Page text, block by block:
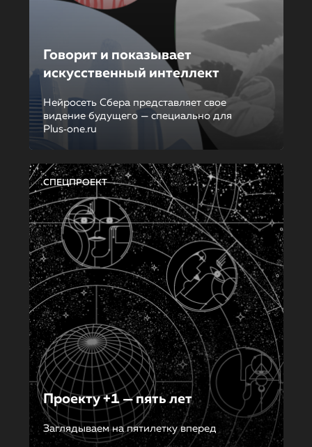
Говорит и показывает
искусственный интеллект
Нейросеть Сбера представляет свое
видение будущего — специально для
Plus‑one.ru
СПЕЦПРОЕКТ
Проекту +1 — пять лет
Заглядываем на пятилетку вперед